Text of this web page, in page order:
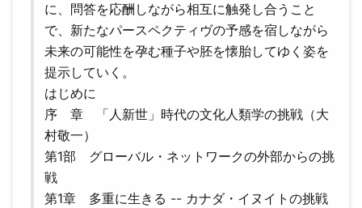
に、問答を応酬しながら相互に触発し合うこと
で、新たなパースペクティヴの予感を宿しながら
未来の可能性を孕む種子や胚を懐胎してゆく姿を
提示していく。
はじめに
序 章 「人新世」時代の文化人類学の挑戦（大
村敬一）
第1部 グローバル・ネットワークの外部からの挑
戦
第1章 多重に生きる -- カナダ・イヌイトの挑戦